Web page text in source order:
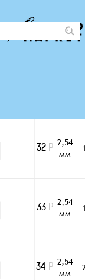
32 Р
2,54
мм
33 Р
2,54
мм
34 Р
2,54
мм